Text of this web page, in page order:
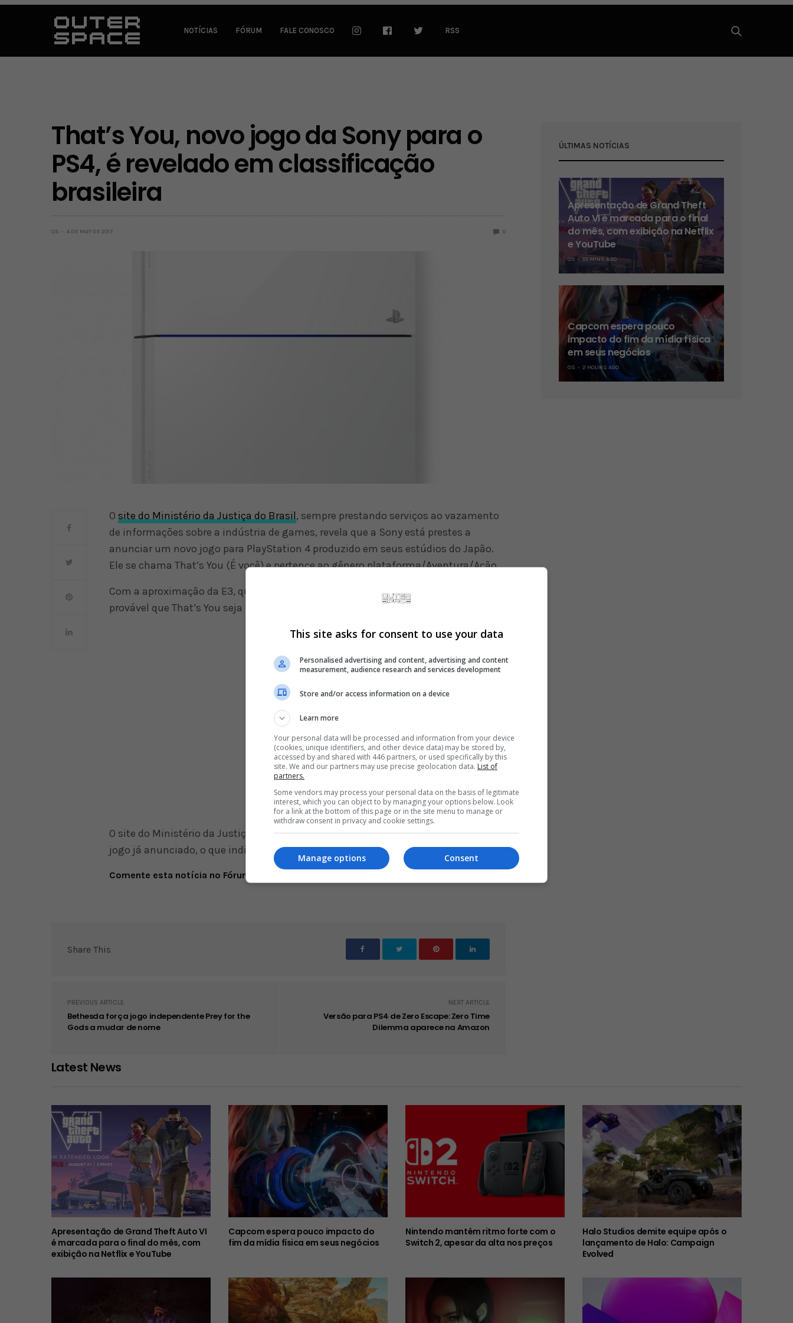
NOTÍCIAS FÓRUM FALE CONOSCO RSS
That’s You, novo jogo da Sony para o
PS4, é revelado em classificação
brasileira
OS 4 DE MAY DE 2017 0
Osite do Ministério da Justiça do Brasil, sempre prestando serviços ao vazamento
de informações sobre a indústria de games, revela que a Sony está prestes a
anunciar um novo jogo para PlayStation 4 produzido em seus estúdios do Japão.
Ele se chama That’s You (É você) e pertence ao gênero plataforma/Aventura/Ação.
Com a aproximação da E3, que acontece daqui a pouco mais de um mês, é bem
provável que That’s You seja revelado até a conferência da Sony no dia 12 de junho.
O site do Ministério da Justiça também trouxe a classificação etária de Knack 2,
jogo já anunciado, o que indica um lançamento próximo para ele.
Comente esta notícia no Fórum Outer Space
Share This
PREVIOUS ARTICLE
Bethesda força jogo independente Prey for the
Gods a mudar de nome
NEXT ARTICLE
Versão para PS4 de Zero Escape: Zero Time
Dilemma aparece na Amazon
ÚLTIMAS NOTÍCIAS
Apresentação de Grand Theft
Auto VI é marcada para o final
do mês, com exibição na Netflix
e YouTube
OS 55 MINS AGO
Capcom espera pouco
impacto do fim da mídia física
em seus negócios
OS 2 HOURS AGO
Latest News
Apresentação de Grand Theft Auto VI
é marcada para o final do mês, com
exibição na Netflix e YouTube
Capcom espera pouco impacto do
fim da mídia física em seus negócios
Nintendo mantém ritmo forte com o
Switch 2, apesar da alta nos preços
Halo Studios demite equipe após o
lançamento de Halo: Campaign
Evolved
This site asks for consent to use your data
Personalised advertising and content, advertising and content
measurement, audience research and services development
Store and/or access information on a device
Learn more
Your personal data will be processed and information from your device
(cookies, unique identifiers, and other device data) may be stored by,
accessed by and shared with 446 partners, or used specifically by this
site. We and our partners may use precise geolocation data. List of
partners.
Some vendors may process your personal data on the basis of legitimate
interest, which you can object to by managing your options below. Look
for a link at the bottom of this page or in the site menu to manage or
withdraw consent in privacy and cookie settings.
Consent
Manage options